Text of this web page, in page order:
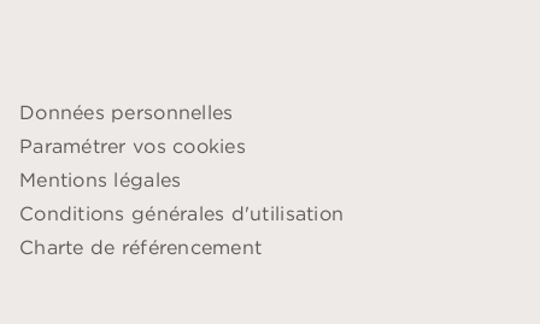
Données personnelles
Paramétrer vos cookies
Mentions légales
Conditions générales d'utilisation
Charte de référencement